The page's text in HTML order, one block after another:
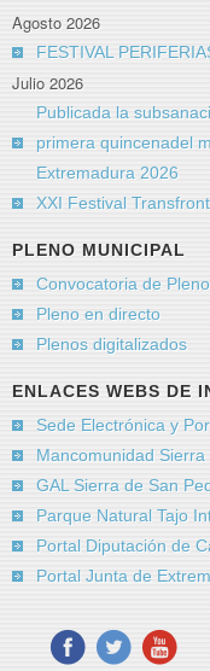
Correo electrónico*
Asunto*
Envíeme una copia
Agosto 2026
FESTIVAL
Julio 2026
Publicada la
primera quincenadel
Extremadura 2026
XXI Festival
PLENO MUNICIPAL
Convocatoria de Pleno
Pleno en directo
Plenos digitalizados
ENLACES WEBS DE
Sede Electrónica y
Mancomunidad
GAL Sierra de San
Parque Natural Tajo
Portal Diputación de
Portal Junta de